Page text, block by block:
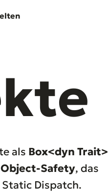
als Box<dyn Trait>
Object-Safety, das
Dispatch.